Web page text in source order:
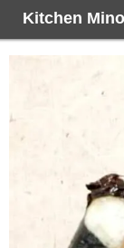
Kitchen